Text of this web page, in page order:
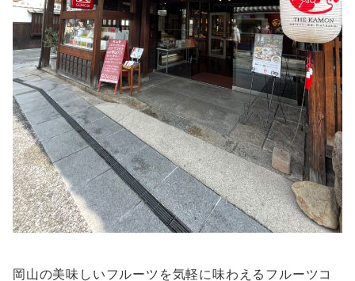
岡山の美味しいフルーツを気軽に味わえるフルーツコ